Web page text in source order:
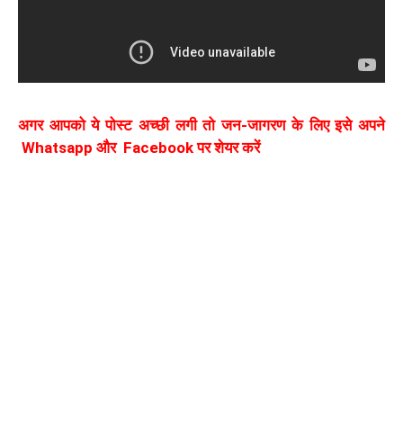
अगर आपको ये पोस्ट अच्छी लगी तो जन-जागरण के लिए इसे अपने
Whatsapp और Facebook पर शेयर करें